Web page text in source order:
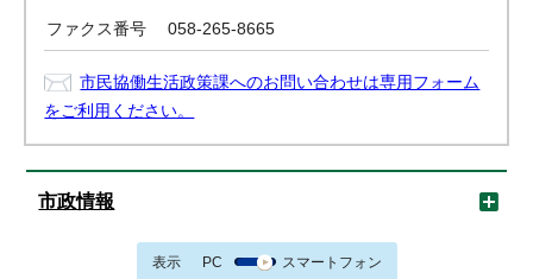
ファクス番号 058-265-8665
市民協働生活政策課へのお問い合わせは専用フォーム
をご利用ください。
市政情報
表示 PC スマートフォン